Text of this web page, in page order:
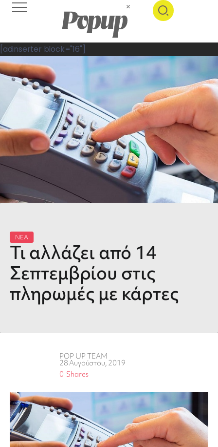
[adinserter block="16"]
ΝΕΑ
Τι αλλάζει από 14
Σεπτεμβρίου στις
πληρωμές με κάρτες
POP UP TEAM
28 Αυγούστου, 2019
Shares
0